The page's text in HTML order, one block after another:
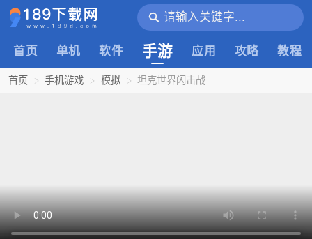
首页 单机 软件 手游 应用 攻略 教程
首页 手机游戏 模拟 坦克世界闪击战